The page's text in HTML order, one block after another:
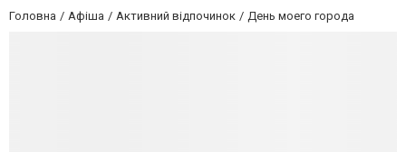
Головна Афіша Активний відпочинок День моего города